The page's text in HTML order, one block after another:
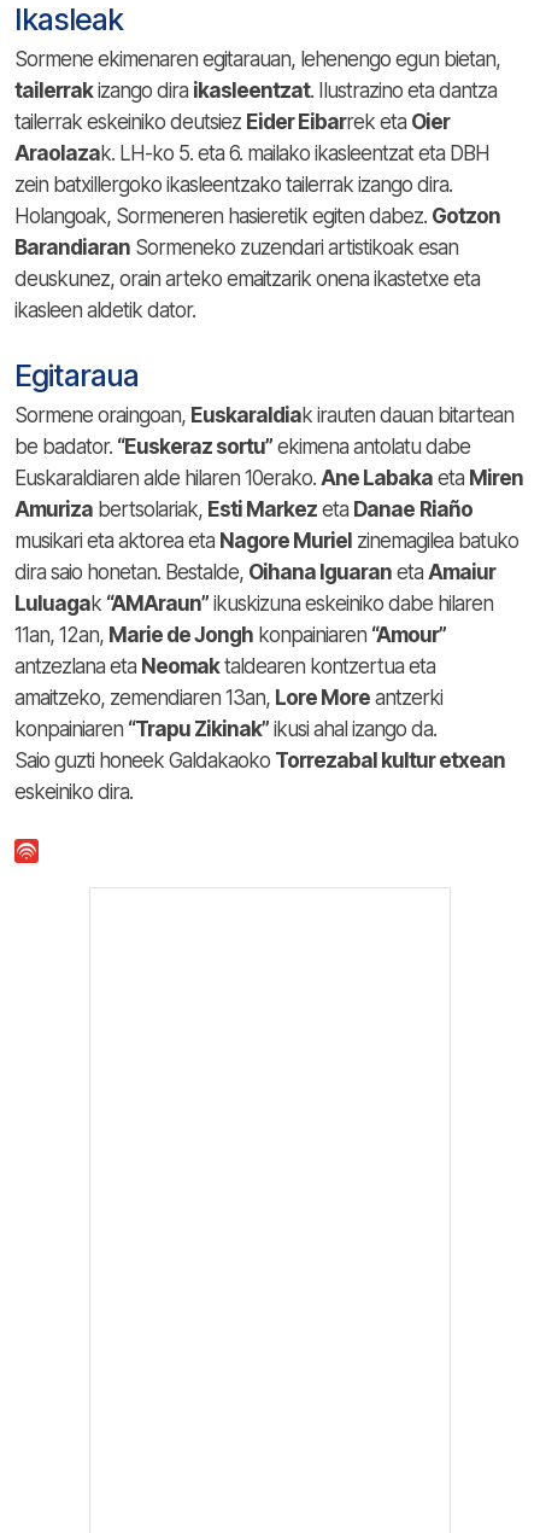
Ikasleak
Sormene ekimenaren egitarauan, lehenengo egun bietan,
tailerrakizango dira ikasleentzat. Ilustrazino eta dantza
tailerrak eskeiniko deutsiez Eider Eibarrek eta Oier
Araolazak. LH-ko 5. eta 6. mailako ikasleentzat eta DBH
zein batxillergoko ikasleentzako tailerrak izango dira.
Holangoak, Sormeneren hasieretik egiten dabez. Gotzon
Barandiaran Sormeneko zuzendari artistikoak esan
deuskunez, orain arteko emaitzarik onena ikastetxe eta
ikasleen aldetik dator.
Egitaraua
Sormene oraingoan, Euskaraldiak irauten dauan bitartean
be badator. “Euskeraz sortu” ekimena antolatu dabe
Euskaraldiaren alde hilaren 10erako. Ane Labaka eta Miren
Amuriza bertsolariak, Esti Markez eta Danae Riaño
musikari eta aktorea eta Nagore Muriel zinemagilea batuko
dira saio honetan. Bestalde, Oihana Iguaran eta Amaiur
Luluagak “AMAraun” ikuskizuna eskeiniko dabe hilaren
11an, 12an, Marie de Jongh konpainiaren “Amour”
antzezlana eta Neomaktaldearen kontzertua eta
amaitzeko, zemendiaren 13an, Lore More antzerki
konpainiaren “Trapu Zikinak” ikusi ahal izango da.
Saio guzti honeek Galdakaoko Torrezabal kultur etxean
eskeiniko dira.